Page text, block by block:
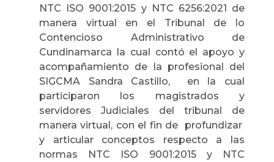
NTC ISO 9001:2015 y NTC 6256:2021 de
manera virtual en el Tribunal de lo
Contencioso Administrativo de
Cundinamarca la cual contó el apoyo y
acompañamiento de la profesional del
SIGCMA Sandra Castillo, en la cual
participaron los magistrados y
servidores Judiciales del tribunal de
manera virtual, con el fin de profundizar
y articular conceptos respecto a las
normas NTC ISO 9001:2015 y NTC